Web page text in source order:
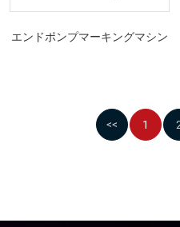
エンドポンプマーキングマシン
<< 1